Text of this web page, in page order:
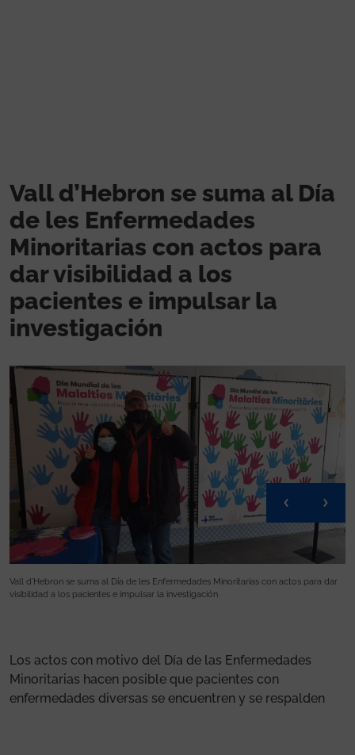
Vall d’Hebron se suma al Día
de les Enfermedades
Minoritarias con actos para
dar visibilidad a los
pacientes e impulsar la
investigación
Vall d’Hebron se suma al Día de les Enfermedades Minoritarias con actos para dar
visibilidad a los pacientes e impulsar la investigación
Los actos con motivo del Día de las Enfermedades
Minoritarias hacen posible que pacientes con
enfermedades diversas se encuentren y se respalden